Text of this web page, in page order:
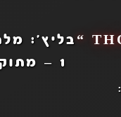
בליץ':
1 – מתוקן) ופרקים 2 ו-3